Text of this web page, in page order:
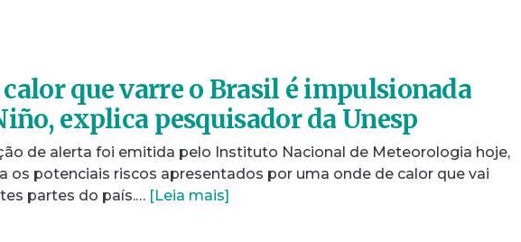
calor que varre o Brasil é impulsionada
explica pesquisador da Unesp
de alerta foi emitida pelo Instituto Nacional de Meteorologia hoje,
os potenciais riscos apresentados por uma onde de calor que vai
partes do país.… [Leia mais]